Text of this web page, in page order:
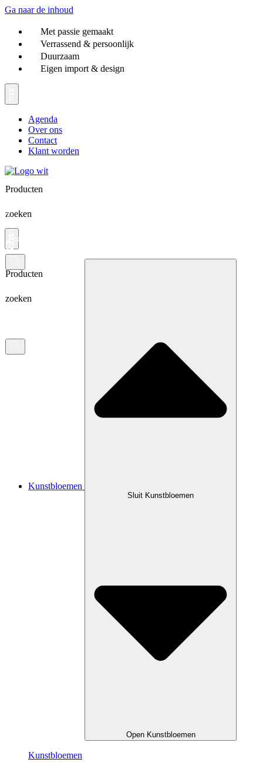
Ga naar de inhoud
Met passie gemaakt
Verrassend & persoonlijk
Duurzaam
Eigen import & design
Agenda
Over ons
Contact
Klant worden
Producten
zoeken
Producten
zoeken
Kunstbloemen
Sluit Kunstbloemen
Open Kunstbloemen
Kunstbloemen